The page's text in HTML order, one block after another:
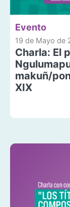
Evento
19 de Mayo de
Charla: El
makuñ/
XIX